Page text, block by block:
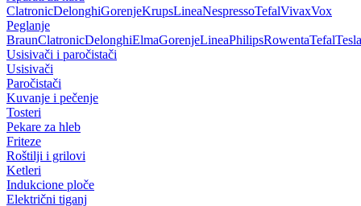
ClatronicDelonghiGorenjeKrupsLineaNespressoTefalVivaxVox
Peglanje
BraunClatronicDelonghiElmaGorenjeLineaPhilipsRowentaTefalTesla
Usisivači i paročistači
Usisivači
Paročistači
Kuvanje i pečenje
Tosteri
Pekare za hleb
Friteze
Roštilji i grilovi
Ketleri
Indukcione ploče
Električni tiganj